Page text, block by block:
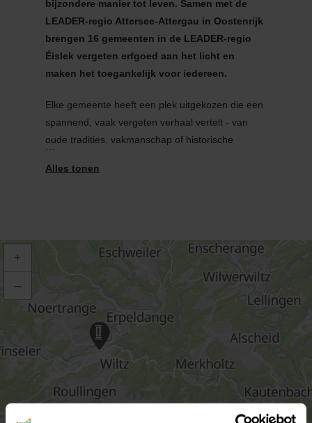
bijzondere manier tot leven. Samen met de
LEADER-regio Attersee-Attergau in Oostenrijk
brengen 16 gemeenten in de LEADER-regio
Éislek vergeten erfgoed aan het licht en
maken het toegankelijk voor iedereen.
Elke gemeente heeft een plek uitgekozen die een
spannend, vaak vergeten verhaal vertelt - van
oude tradities, vakmanschap of historische
aandacht die ze verdienen en nodigen uit om de
Op elk van deze plekken is een informatiebord
geplaatst, met archieffoto's en historische
achtergrondinformatie. Een QR-code leidt
rechtstreeks naar de website van Visit Éislek,
waar bezoekers meer informatie kunnen vinden.
Bijzonder interessant: vier thema's die zowel in
Éislek als in de Oostenrijkse regio Attersee-
Attergau te vinden zijn, tonen
gemeenschappelijke culturele wortels. Deze
grensoverschrijdende samenwerking maakt het
+
–